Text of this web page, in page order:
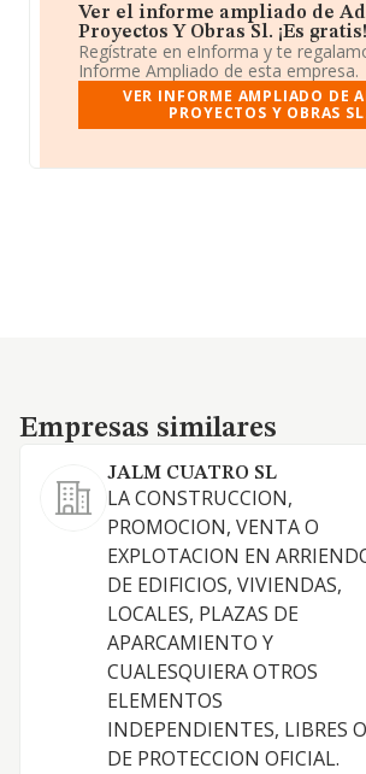
Ver el informe ampliado de
Proyectos Y Obras Sl. ¡Es gratis!
Regístrate en eInforma y te
Informe Ampliado de esta empresa.
VER INFORME AMPLIADO DE
PROYECTOS Y OBRAS
Empresas similares
Empresas similares
JALM CUATRO SL
LA CONSTRUCCION,
PROMOCION, VENTA O
EXPLOTACION EN
DE EDIFICIOS, VIVIENDAS,
LOCALES, PLAZAS DE
APARCAMIENTO Y
CUALESQUIERA OTROS
ELEMENTOS
INDEPENDIENTES, LIBRES O
DE PROTECCION OFICIAL.